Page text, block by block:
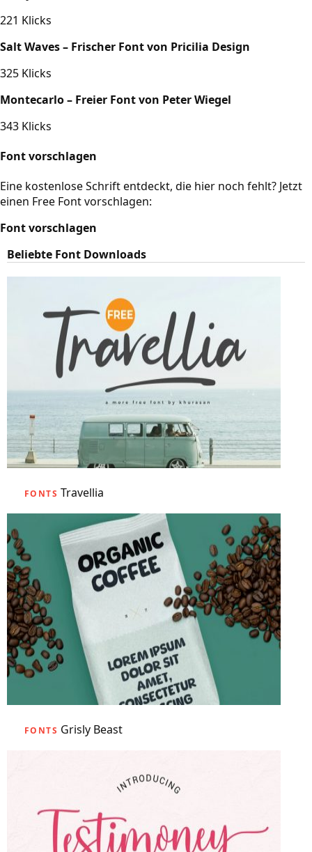
221 Klicks
Salt Waves – Frischer Font von Pricilia Design
325 Klicks
Montecarlo – Freier Font von Peter Wiegel
343 Klicks
Font vorschlagen
Eine kostenlose Schrift entdeckt, die hier noch fehlt? Jetzt
einen Free Font vorschlagen:
Font vorschlagen
Beliebte Font Downloads
FONTS Travellia
FONTS Grisly Beast